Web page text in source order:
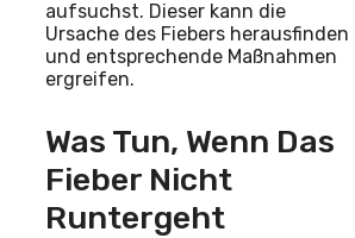
aufsuchst. Dieser kann die
Ursache des Fiebers herausfinden
und entsprechende Maßnahmen
ergreifen.
Was Tun, Wenn Das
Fieber Nicht
Runtergeht